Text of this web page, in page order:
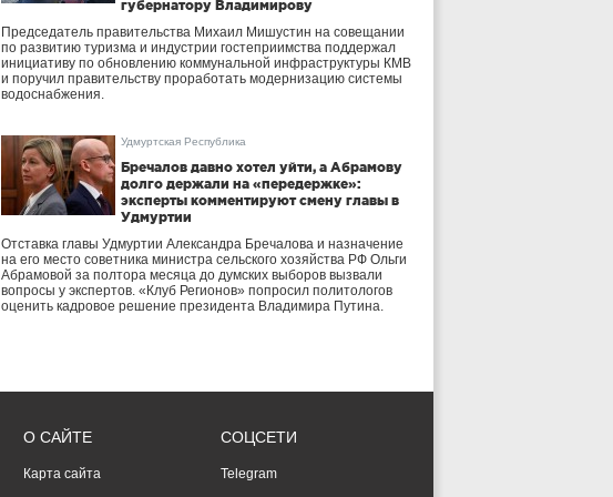
губернатору Владимирову
Председатель правительства Михаил Мишустин на совещании
по развитию туризма и индустрии гостеприимства поддержал
инициативу по обновлению коммунальной инфраструктуры КМВ
и поручил правительству проработать модернизацию системы
водоснабжения.
Удмуртская Республика
Бречалов давно хотел уйти, а Абрамову
долго держали на «передержке»:
эксперты комментируют смену главы в
Удмуртии
Отставка главы Удмуртии Александра Бречалова и назначение
на его место советника министра сельского хозяйства РФ Ольги
Абрамовой за полтора месяца до думских выборов вызвали
вопросы у экспертов. «Клуб Регионов» попросил политологов
оценить кадровое решение президента Владимира Путина.
О САЙТЕ
Карта сайта
СОЦСЕТИ
Telegram